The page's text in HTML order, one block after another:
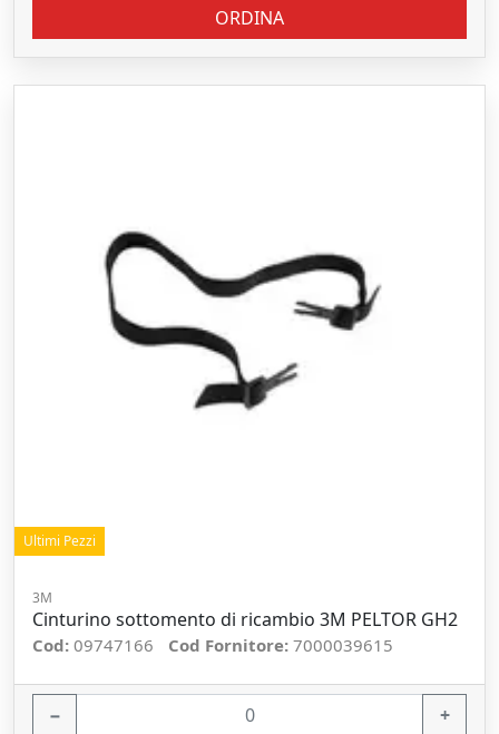
ORDINA
Ultimi Pezzi
3M
Cinturino sottomento di ricambio 3M PELTOR GH2
Cod: 09747166 Cod Fornitore: 7000039615
− +